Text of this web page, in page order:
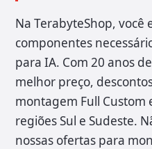
Na TerabyteShop, você
componentes
para IA. Com 20 anos
melhor preço,
montagem Full Custom
regiões Sul e Sudeste.
nossas ofertas para